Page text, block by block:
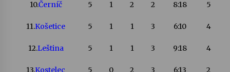
10.Černíč 5 1 2 2 8:18 5
11.Košetice 5 1 1 3 6:10 4
12.Leština 5 1 1 3 9:18 4
13.Kostelec 5 0 2 3 6:13 2